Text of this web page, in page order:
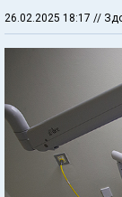
26.02.2025 18:17 //